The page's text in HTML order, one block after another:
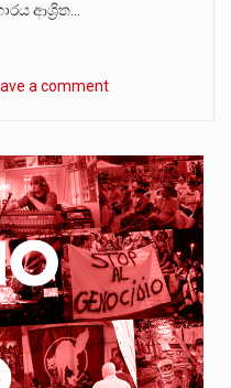
ආශ්‍රිත…
a comment